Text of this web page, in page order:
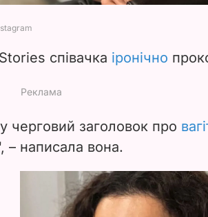
співачка іронічно
черговий заголовок про
– написала вона.